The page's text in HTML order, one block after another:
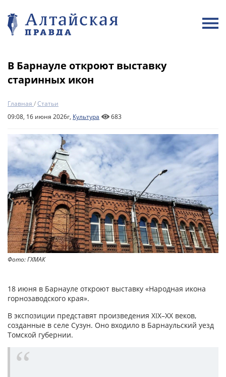
В Барнауле откроют выставку
старинных икон
Главная /Статьи
09:08, 16 июня 2026г, Культура 683
Фото: ГХМАК
18 июня в Барнауле откроют выставку «Народная икона
горнозаводского края».
В экспозиции представят произведения XIX–XX веков,
созданные в селе Сузун. Оно входило в Барнаульский уезд
Томской губернии.